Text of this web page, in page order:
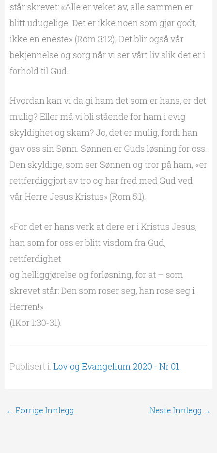
står skrevet: «Alle er veket av, alle sammen er
blitt udugelige. Det er ikke noen som gjør godt,
ikke en eneste» (Rom 3:12). Det blir også vår
bekjennelse og sorg når vi ser vårt liv slik det er i
forhold til Gud.
Hvordan kan vi da gi ham det som er hans, er det
mulig? Eller må vi bli stående for ham i evig
skyldighet og skam? Jo, det er mulig, fordi han
gav oss sin Sønn. Sønnen er Guds løsning for oss.
Den skyldige, som ser Sønnen og tror på ham, «er
rettferdiggjort av tro og har fred med Gud ved
vår Herre Jesus Kristus» (Rom 5:1).
«For det er hans verk at dere er i Kristus Jesus,
han som for oss er blitt visdom fra Gud,
rettferdighet
og helliggjørelse og forløsning, for at – som
skrevet står: Den som roser seg, han rose seg i
Herren!»
(1Kor 1:30-31).
Publisert i: Lov og Evangelium 2020 - Nr 01
← Forrige Innlegg Neste Innlegg →